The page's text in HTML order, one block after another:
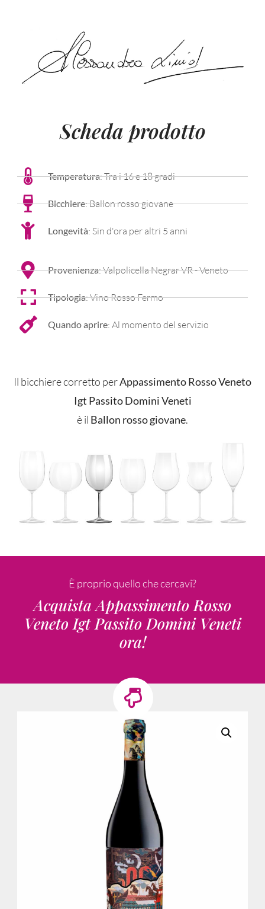
Scheda prodotto
Temperatura: Tra i 16 e 18 gradi
Bicchiere: Ballon rosso giovane
Longevità: Sin d'ora per altri 5 anni
Provenienza: Valpolicella Negrar VR - Veneto
Tipologia: Vino Rosso Fermo
Quando aprire: Al momento del servizio
Il bicchiere corretto perAppassimento Rosso Veneto
Igt Passito Domini Veneti
è il Ballon rosso giovane.
È proprio quello che cercavi?
Acquista Appassimento Rosso
Veneto Igt Passito Domini Veneti
ora!